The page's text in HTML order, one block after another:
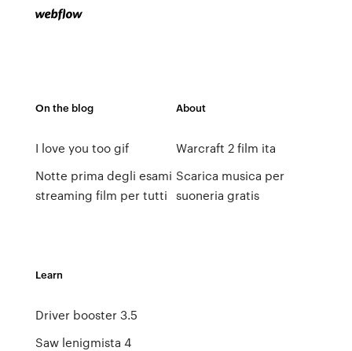
On the blog
I love you too gif
Notte prima degli esami
streaming film per tutti
About
Warcraft 2 film ita
Scarica musica per
suoneria gratis
Learn
Driver booster 3.5
Saw lenigmista 4